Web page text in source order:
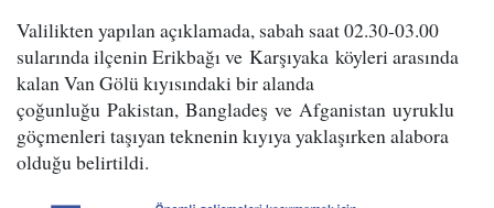
Valilikten yapılan açıklamada, sabah saat 02.30-03.00
sularında ilçenin Erikbağı ve Karşıyaka köyleri arasında
kalan Van Gölü kıyısındaki bir alanda
çoğunluğu Pakistan, Bangladeş ve Afganistan uyruklu
göçmenleri taşıyan teknenin kıyıya yaklaşırken alabora
olduğu belirtildi.